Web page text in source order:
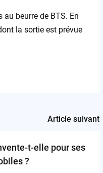
beurre de BTS. En
la sortie est prévue
Article suivant
t-elle pour ses
?